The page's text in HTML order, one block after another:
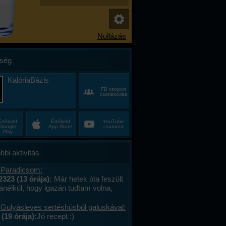
KalóriaBázis
FB csoport
csatlakozás
Play
Értékeld
App Store
YouTube
csatorna
aktivitás
(13 órája): Már hetek óta feszült
hogy igazán tudtam volna,
éveim közepén egyszer csak
minden, ami régen izgalmas
sertéshúsból galuskával:
órája):Jó recept :)